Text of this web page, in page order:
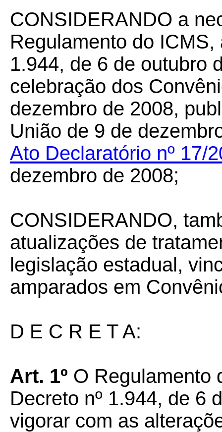
CONSIDERANDO a
Regulamento do
1.944, de 6 de outubro
celebração dos
dezembro de 2008,
União de 9 de
Ato Declaratório nº 17/
dezembro de 2008;
CONSIDERANDO,
atualizações de
legislação estadual,
amparados em
D E C R E T A:
Art. 1º O Regulamento
Decreto nº 1.944, de 6
vigorar com as